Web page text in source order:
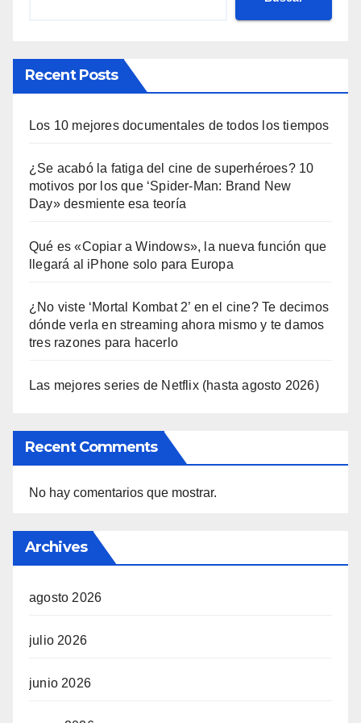
Recent Posts
Los 10 mejores documentales de todos los tiempos
¿Se acabó la fatiga del cine de superhéroes? 10
motivos por los que ‘Spider-Man: Brand New
Day» desmiente esa teoría
Qué es «Copiar a Windows», la nueva función que
llegará al iPhone solo para Europa
¿No viste ‘Mortal Kombat 2’ en el cine? Te decimos
dónde verla en streaming ahora mismo y te damos
tres razones para hacerlo
Las mejores series de Netflix (hasta agosto 2026)
Recent Comments
No hay comentarios que mostrar.
Archives
agosto 2026
julio 2026
junio 2026